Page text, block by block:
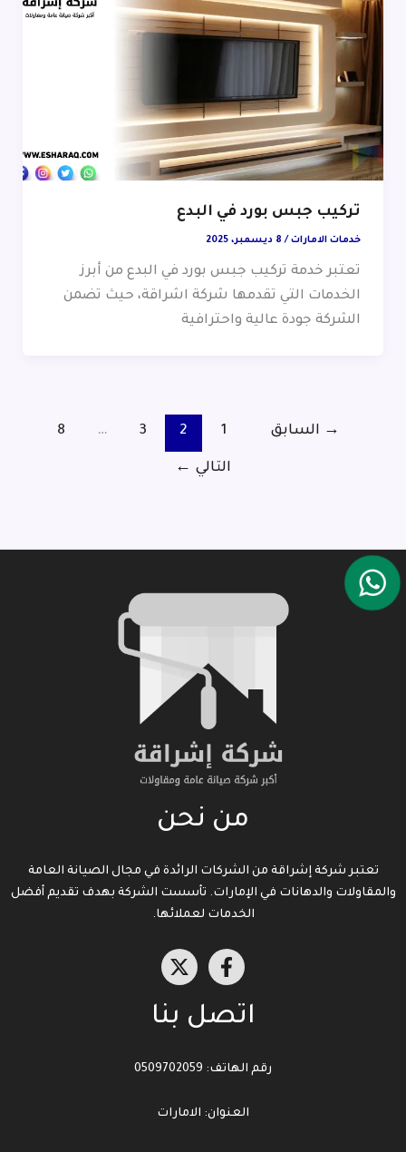
تركيب جبس بورد في البدع
خدمات الامارات/ 8 ديسمبر، 2025
تعتبر خدمة تركيب جبس بورد في البدع من أبرز
الخدمات التي تقدمها شركة اشراقة، حيث تضمن
الشركة جودة عالية واحترافية
→ السابق 1
2
3
…
8
التالي ←
من نحن
تعتبر شركة إشراقة من الشركات الرائدة في مجال الصيانة العامة
والمقاولات والدهانات في الإمارات. تأسست الشركة بهدف تقديم أفضل
الخدمات لعملائها.
اتصل بنا
رقم الهاتف: 0509702059
العنوان: الامارات